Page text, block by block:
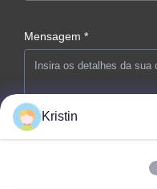
Mensagem *
Kristin